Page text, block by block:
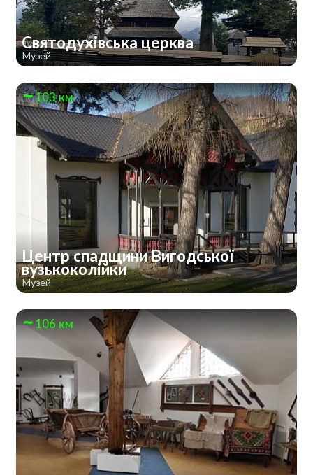
Святодухівська церква
Музей
103 км
Центр спадщини Вигодської
вузькоколійки
Музей
106 км